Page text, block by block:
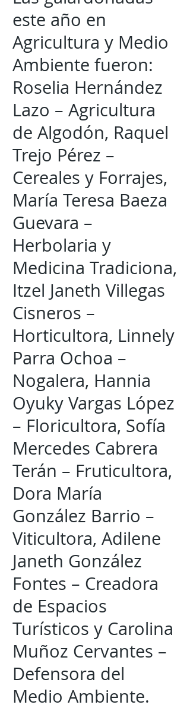
este año en
Agricultura y Medio
Ambiente fueron:
Roselia Hernández
Lazo – Agricultura
de Algodón, Raquel
Trejo Pérez –
Cereales y Forrajes,
María Teresa Baeza
Guevara –
Herbolaria y
Medicina Tradiciona,
Itzel Janeth Villegas
Cisneros –
Horticultora, Linnely
Parra Ochoa –
Nogalera, Hannia
Oyuky Vargas López
– Floricultora, Sofía
Mercedes Cabrera
Terán – Fruticultora,
Dora María
González Barrio –
Viticultora, Adilene
Janeth González
Fontes – Creadora
de Espacios
Turísticos y Carolina
Muñoz Cervantes –
Defensora del
Medio Ambiente.